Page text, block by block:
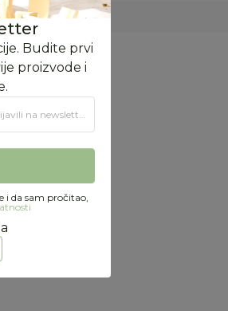
Budite prvi
proizvode i
Unesite Vašu e‑mail adresu da biste se prijavili na newsletter.
i da sam pročitao,